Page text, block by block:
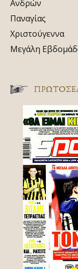
Ανδρών
Παναγίας
Χριστούγεννα
Μεγάλη